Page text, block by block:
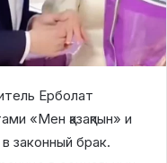
Ерболат
«Мен қазақпын» и
законный брак.